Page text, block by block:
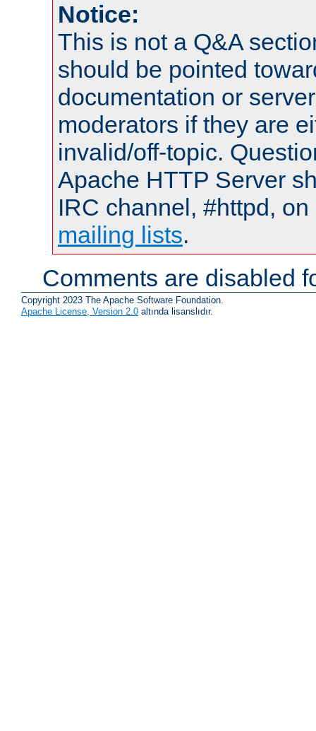
Notice:
This is not a Q&A
should be pointed
documentation or
moderators if they are
invalid/off-topic.
Apache HTTP Server
IRC channel, #httpd,
mailing lists.
Comments are disabled
Copyright 2023 The Apache Software Foundation.
Apache License, Version 2.0 altında lisanslıdır.